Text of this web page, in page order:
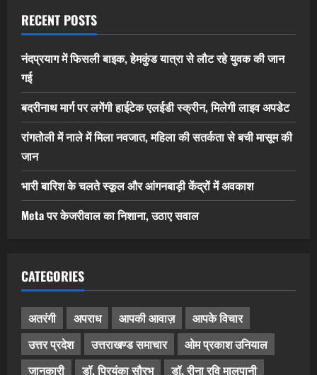
RECENT POSTS
नंदप्रयाग में फिसली बाइक, हेमकुंड यात्रा से लौट रहे युवक की जान
गई
बदरीनाथ मार्ग पर लगेंगी हाईटेक एलईडी स्क्रीन, मिलेगी लाइव अपडेट
रांगतोली में नाले में मिला नवजात, महिला की सतर्कता से बची मासूम की
जान
भारी बारिश के चलते स्कूल और आंगनबाड़ी केंद्रों में अवकाश
Meta पर केजरीवाल का निशाना, उठाए सवाल
CATEGORIES
अतरंगी अपराध आपकी आवाज़
आपके विचार
उत्तर प्रदेश
उत्तराखण्ड समाचार
ओम प्रकाश उनियाल
जानकारी
डॉ. प्रियंका सौरभ डॉ. रीना रवि मालपानी